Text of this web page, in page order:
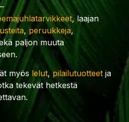
, laajan
, peruukkeja,
paljon muuta
myös lelut,pilailutuotteet ja
tekevät hetkestä